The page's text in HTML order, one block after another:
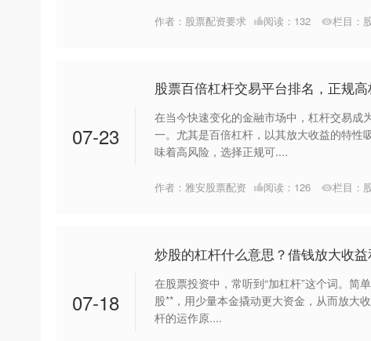
作者：股票配资要求 阅读： 132 栏目：
07-23
股票百倍杠杆交易平台排名，正规
在当今快速变化的金融市场中，杠杆交易成
一。尤其是百倍杠杆，以其放大收益的特性
味着高风险，选择正规可....
作者：雅安股票配资 阅读： 126 栏目：
07-18
炒股的杠杆什么意思？借钱放大收
在股票投资中，常听到“加杠杆”这个词。简
股**，用少量本金撬动更大资金，从而放大
杆的运作原....